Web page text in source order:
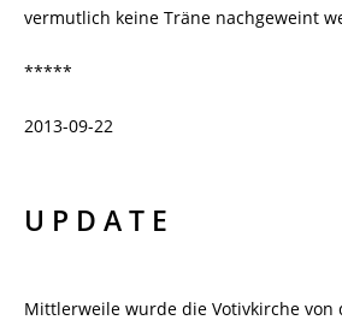
vermutlich keine Träne nachgeweint
*****
2013-09-22
U P D A T E
Mittlerweile wurde die Votivkirche von